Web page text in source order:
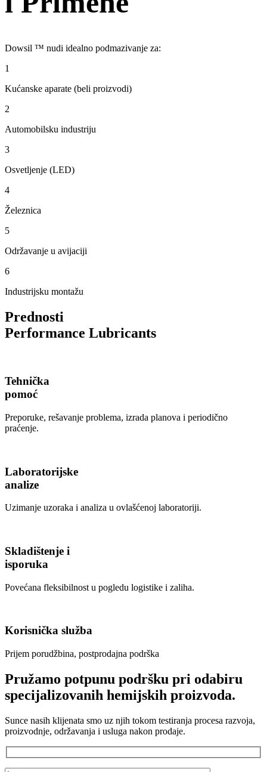
Dowsil ™ nudi idealno podmazivanje za:
1
Kućanske aparate (beli proizvodi)
2
Automobilsku industriju
3
Osvetljenje (LED)
4
Železnica
5
Održavanje u avijaciji
6
Industrijsku montažu
Prednosti
Performance Lubricants
Tehnička
pomoć
Preporuke, rešavanje problema, izrada planova i periodično
praćenje.
Laboratorijske
analize
Uzimanje uzoraka i analiza u ovlašćenoj laboratoriji.
Skladištenje i
isporuka
Povećana fleksibilnost u pogledu logistike i zaliha.
Korisnička služba
Prijem porudžbina, postprodajna podrška
Pružamo potpunu podršku pri odabiru
specijalizovanih hemijskih proizvoda.
Sunce nasih klijenata smo uz njih tokom testiranja procesa razvoja,
proizvodnje, održavanja i usluga nakon prodaje.